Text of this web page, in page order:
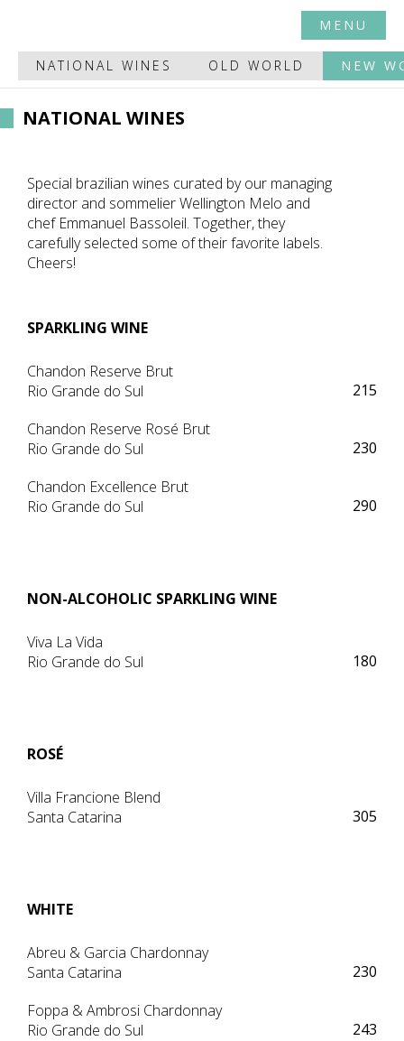
MENU
NATIONAL WINES OLD WORLD NEW
NATIONAL WINES
Special brazilian wines curated by our managing
director and sommelier Wellington Melo and
chef Emmanuel Bassoleil. Together, they
carefully selected some of their favorite labels.
Cheers!
SPARKLING WINE
Chandon Reserve Brut
Rio Grande do Sul
215
Chandon Reserve Rosé Brut
Rio Grande do Sul
230
Chandon Excellence Brut
Rio Grande do Sul
290
NON-ALCOHOLIC SPARKLING WINE
Viva La Vida
Rio Grande do Sul
180
ROSÉ
Villa Francione Blend
Santa Catarina
305
WHITE
Abreu & Garcia Chardonnay
Santa Catarina
230
Foppa & Ambrosi Chardonnay
Rio Grande do Sul
243